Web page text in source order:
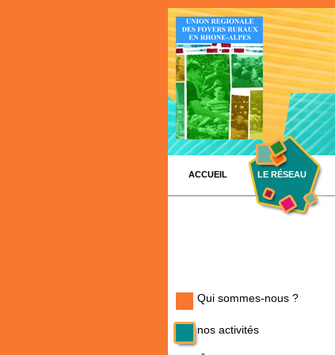
ACCUEIL LE RÉSEAU
Qui sommes-nous ?
nos activités